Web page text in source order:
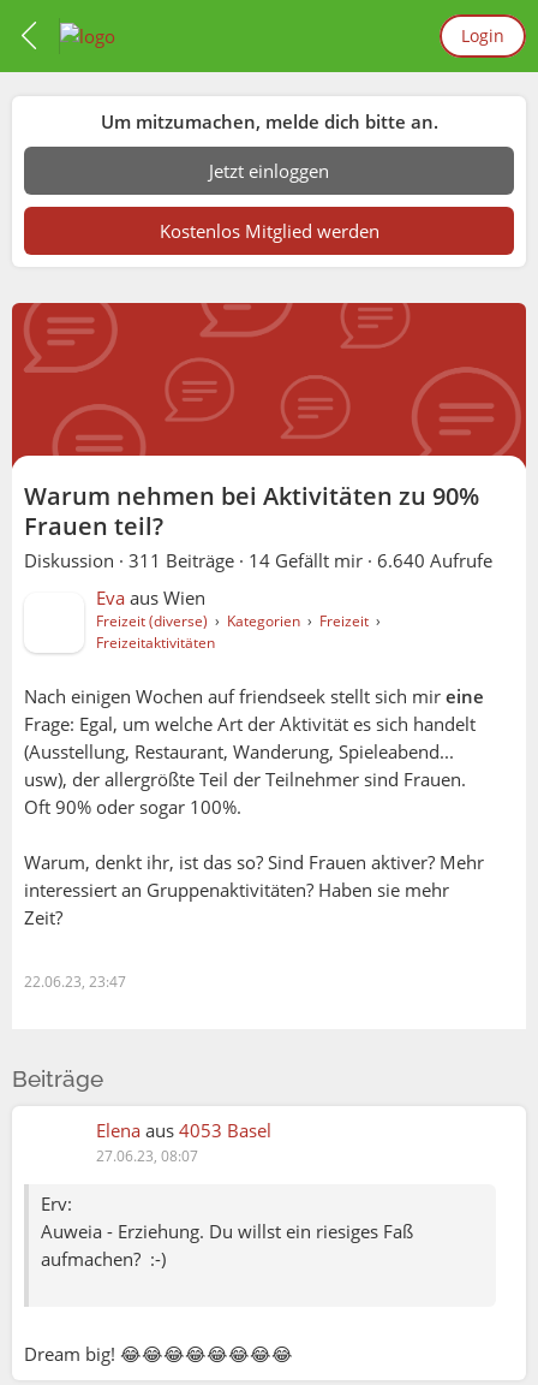
Login
Um mitzumachen, melde dich bitte an.
Jetzt einloggen
Kostenlos Mitglied werden
Warum nehmen bei Aktivitäten zu 90%
Frauen teil?
Diskussion · 311 Beiträge · 14 Gefällt mir · 6.640 Aufrufe
Eva aus Wien
Freizeit (diverse) › Kategorien › Freizeit ›
Freizeitaktivitäten
Nach einigen Wochen auf friendseek stellt sich mir eine
Frage: Egal, um welche Art der Aktivität es sich handelt
(Ausstellung, Restaurant, Wanderung, Spieleabend...
usw), der allergrößte Teil der Teilnehmer sind Frauen.
Oft 90% oder sogar 100%.
Warum, denkt ihr, ist das so? Sind Frauen aktiver? Mehr
interessiert an Gruppenaktivitäten? Haben sie mehr
Zeit?
22.06.23, 23:47
Beiträge
Elena aus 4053 Basel
27.06.23, 08:07
Erv:
Auweia - Erziehung. Du willst ein riesiges Faß
aufmachen? :-)
Dream big! 😂😂😂😂😂😂😂😂